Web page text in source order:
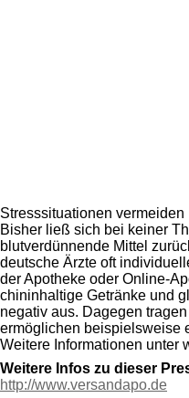
Stresssituationen vermeiden
Bisher ließ sich bei keiner
blutverdünnende Mittel
deutsche Ärzte oft
der Apotheke oder Online-
chininhaltige Getränke und
negativ aus. Dagegen
ermöglichen beispielsweise
Weitere Informationen unter
Weitere Infos zu dieser
http://www.versandapo.de